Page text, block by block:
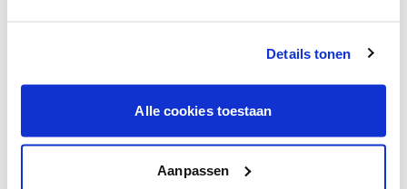
Details tonen
Alle cookies toestaan
Aanpassen
Krijg persoonlijk advies om kleuren te
combineren.